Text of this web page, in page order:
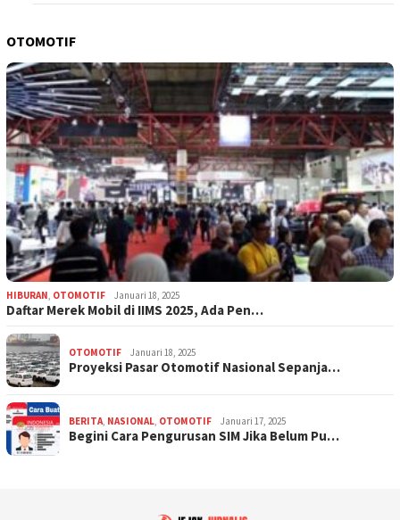
OTOMOTIF
HIBURAN, OTOMOTIF Januari 18, 2025
Daftar Merek Mobil di IIMS 2025, Ada Pen…
OTOMOTIF Januari 18, 2025
Proyeksi Pasar Otomotif Nasional Sepanja…
BERITA, NASIONAL, OTOMOTIF Januari 17, 2025
Begini Cara Pengurusan SIM Jika Belum Pu…